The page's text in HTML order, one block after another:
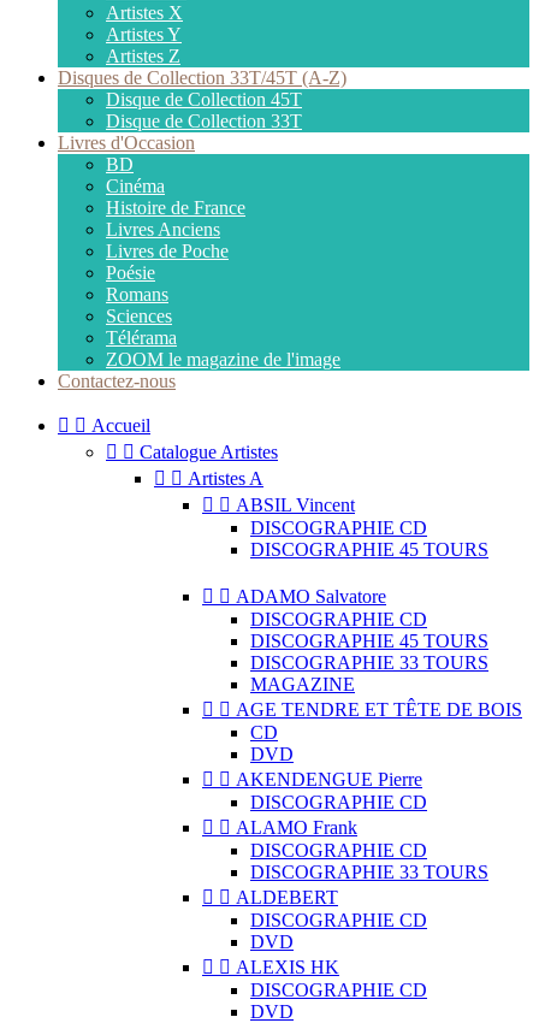
Artistes X
Artistes Y
Artistes Z
Disques de Collection 33T/45T (A-Z)
Disque de Collection 45T
Disque de Collection 33T
Livres d'Occasion
BD
Cinéma
Histoire de France
Livres Anciens
Livres de Poche
Poésie
Romans
Sciences
Télérama
ZOOM le magazine de l'image
Contactez-nous
  Accueil
  Catalogue Artistes
  Artistes A
  ABSIL Vincent
DISCOGRAPHIE CD
DISCOGRAPHIE 45 TOURS
  ADAMO Salvatore
DISCOGRAPHIE CD
DISCOGRAPHIE 45 TOURS
DISCOGRAPHIE 33 TOURS
MAGAZINE
  AGE TENDRE ET TÊTE DE BOIS
CD
DVD
  AKENDENGUE Pierre
DISCOGRAPHIE CD
  ALAMO Frank
DISCOGRAPHIE CD
DISCOGRAPHIE 33 TOURS
  ALDEBERT
DISCOGRAPHIE CD
DVD
  ALEXIS HK
DISCOGRAPHIE CD
DVD